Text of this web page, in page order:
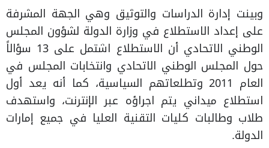
وبينت إدارة الدراسات والتوثيق وهي الجهة المشرفة
على إعداد الاستطلاع في وزارة الدولة لشؤون المجلس
الوطني الاتحادي أن الاستطلاع اشتمل على 13 سؤالاً
حول المجلس الوطني الاتحادي وانتخابات المجلس في
العام 2011 وتطلعاتهم السياسية، كما أنه يعد أول
استطلاع ميداني يتم اجراؤه عبر الإنترنت، واستهدف
طلاب وطالبات كليات التقنية العليا في جميع إمارات
الدولة.